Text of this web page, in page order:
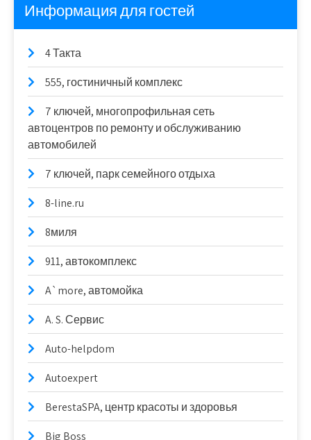
Информация для гостей
4 Такта
555, гостиничный комплекс
7 ключей, многопрофильная сеть
автоцентров по ремонту и обслуживанию
автомобилей
7 ключей, парк семейного отдыха
8-line.ru
8миля
911, автокомплекс
A`more, автомойка
A. S. Сервис
Auto-helpdom
Autoexpert
BerestaSPA, центр красоты и здоровья
Big Boss